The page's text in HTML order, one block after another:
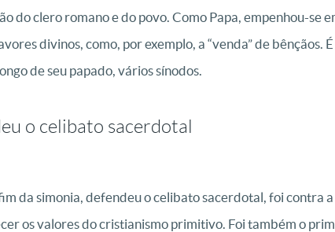
do clero romano e do povo. Como Papa, empenhou-se
divinos, como, por exemplo, a “venda” de bênçãos.
de seu papado, vários sínodos.
o celibato sacerdotal
da simonia, defendeu o celibato sacerdotal, foi contra
os valores do cristianismo primitivo. Foi também o